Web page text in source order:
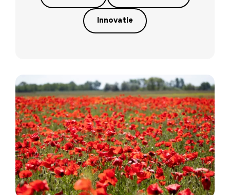
Innovatie